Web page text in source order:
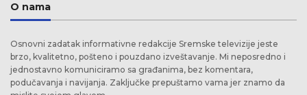
O nama
Osnovni zadatak informativne redakcije Sremske televizije jeste
brzo, kvalitetno, pošteno i pouzdano izveštavanje. Mi neposredno i
jednostavno komuniciramo sa građanima, bez komentara,
podučavanja i navijanja. Zaključke prepuštamo vama jer znamo da